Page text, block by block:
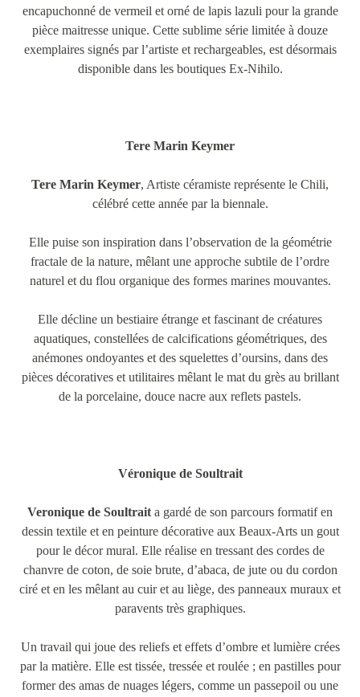
encapuchonné de vermeil et orné de lapis lazuli pour la grande
pièce maitresse unique. Cette sublime série limitée à douze
exemplaires signés par l’artiste et rechargeables, est désormais
disponible dans les boutiques Ex-Nihilo.
Tere Marin Keymer
Tere Marin Keymer, Artiste céramiste représente le Chili,
célébré cette année par la biennale.
Elle puise son inspiration dans l’observation de la géométrie
fractale de la nature, mêlant une approche subtile de l’ordre
naturel et du flou organique des formes marines mouvantes.
Elle décline un bestiaire étrange et fascinant de créatures
aquatiques, constellées de calcifications géométriques, des
anémones ondoyantes et des squelettes d’oursins, dans des
pièces décoratives et utilitaires mêlant le mat du grès au brillant
de la porcelaine, douce nacre aux reflets pastels.
Véronique de Soultrait
Veronique de Soultrait a gardé de son parcours formatif en
dessin textile et en peinture décorative aux Beaux-Arts un gout
pour le décor mural. Elle réalise en tressant des cordes de
chanvre de coton, de soie brute, d’abaca, de jute ou du cordon
ciré et en les mêlant au cuir et au liège, des panneaux muraux et
paravents très graphiques.
Un travail qui joue des reliefs et effets d’ombre et lumière crées
par la matière. Elle est tissée, tressée et roulée ; en pastilles pour
former des amas de nuages légers, comme un passepoil ou une